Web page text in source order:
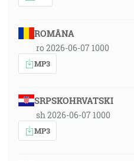
ROMÂNA
ro 2026-06-07 1000
MP3
SRPSKOHRVATSKI
sh 2026-06-07 1000
MP3